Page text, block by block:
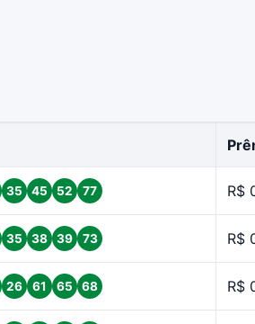
35 45 52 77 R$
35 38 39 73 R$
26 61 65 68 R$